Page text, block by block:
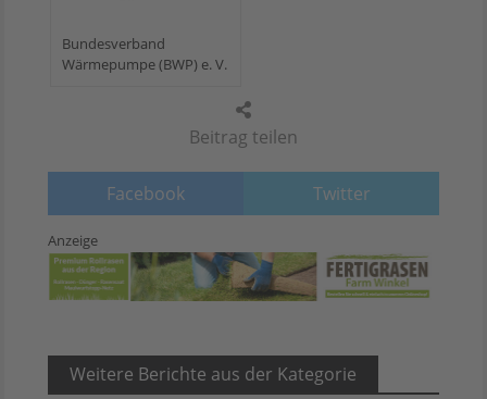
Beitrag teilen
Facebook Twitter
Bundesverband
Wärmepumpe (BWP) e. V.
Anzeige
Weitere Berichte aus der Kategorie